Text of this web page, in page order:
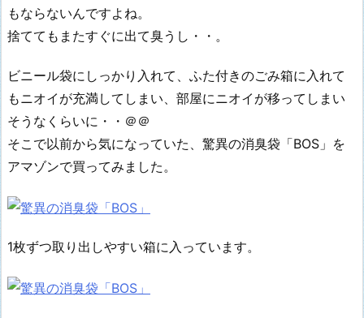
もならないんですよね。
捨ててもまたすぐに出て臭うし・・。
ビニール袋にしっかり入れて、ふた付きのごみ箱に入れて
もニオイが充満してしまい、部屋にニオイが移ってしまい
そうなくらいに・・＠＠
そこで以前から気になっていた、驚異の消臭袋「BOS」を
アマゾンで買ってみました。
1枚ずつ取り出しやすい箱に入っています。